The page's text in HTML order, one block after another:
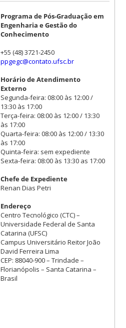
Programa de Pós-Graduação em
Engenharia e Gestão do
Conhecimento
+55 (48) 3721-2450
ppgegc@contato.ufsc.br
Horário de Atendimento
Externo
Segunda-feira: 08:00 às 12:00 /
13:30 às 17:00
Terça-feira: 08:00 às 12:00 / 13:30
às 17:00
Quarta-feira: 08:00 às 12:00 / 13:30
às 17:00
Quinta-feira: sem expediente
Sexta-feira: 08:00 às 13:30 as 17:00
Chefe de Expediente
Renan Dias Petri
Endereço
Centro Tecnológico (CTC) –
Universidade Federal de Santa
Catarina (UFSC)
Campus Universitário Reitor João
David Ferreira Lima
CEP: 88040-900 – Trindade –
Florianópolis – Santa Catarina –
Brasil